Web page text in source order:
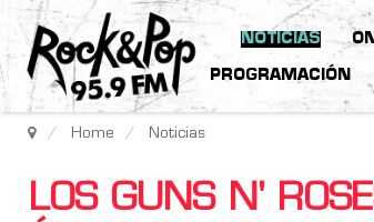
NOTICIAS
PROGRAMACIÓN
Home Noticias
LOS GUNS N'